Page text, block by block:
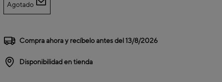
Agotado
Compra ahora y recíbelo antes del13/8/2026
Disponibilidad en tienda